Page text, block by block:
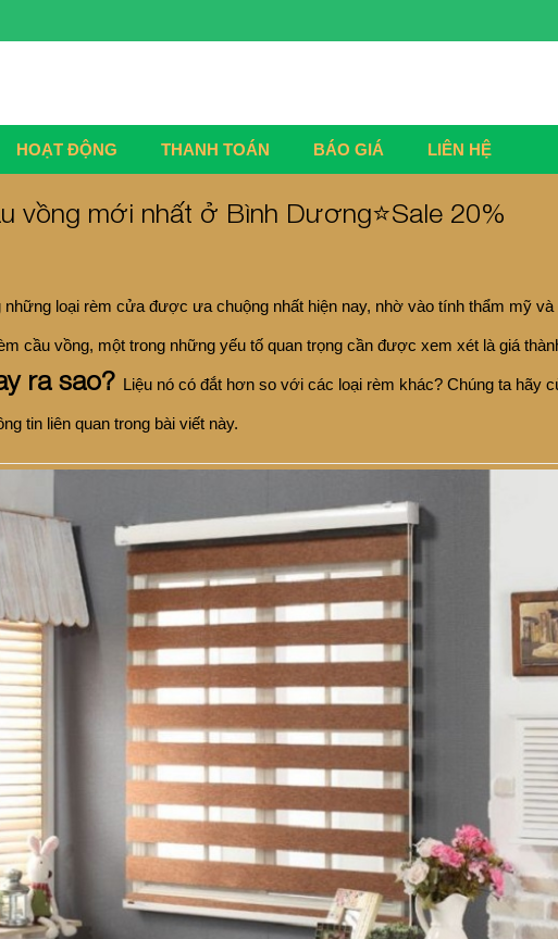
HOẠT ĐỘNG THANH TOÁN BÁO GIÁ LIÊN HỆ
vồng mới nhất ở Bình Dương⭐️Sale 20%
những loại rèm cửa được ưa chuộng nhất hiện nay, nhờ vào tính thẩm mỹ và
cầu vồng, một trong những yếu tố quan trọng cần được xem xét là giá
ra sao?
Liệu nó có đắt hơn so với các loại rèm khác? Chúng ta hãy
tin liên quan trong bài viết này.